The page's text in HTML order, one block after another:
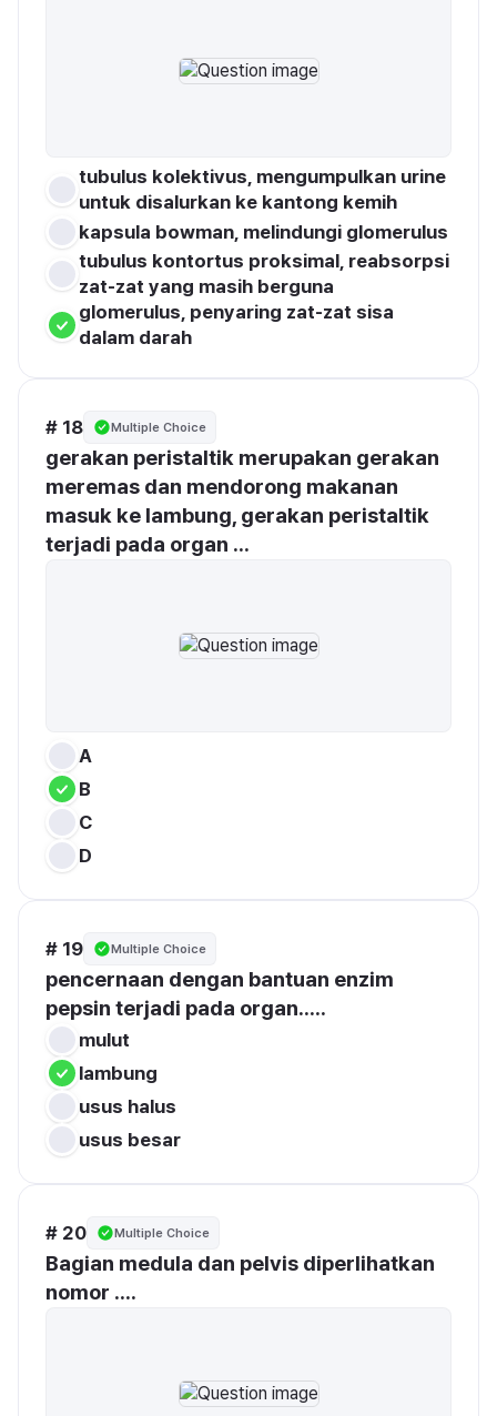
tubulus kolektivus, mengumpulkan urine
untuk disalurkan ke kantong kemih
kapsula bowman, melindungi glomerulus
tubulus kontortus proksimal, reabsorpsi
zat-zat yang masih berguna
glomerulus, penyaring zat-zat sisa
dalam darah
# 18 Multiple Choice
gerakan peristaltik merupakan gerakan
meremas dan mendorong makanan
masuk ke lambung, gerakan peristaltik
terjadi pada organ ...
A
B
C
D
# 19 Multiple Choice
pencernaan dengan bantuan enzim
pepsin terjadi pada organ.....
mulut
lambung
usus halus
usus besar
# 20 Multiple Choice
Bagian medula dan pelvis diperlihatkan
nomor ....